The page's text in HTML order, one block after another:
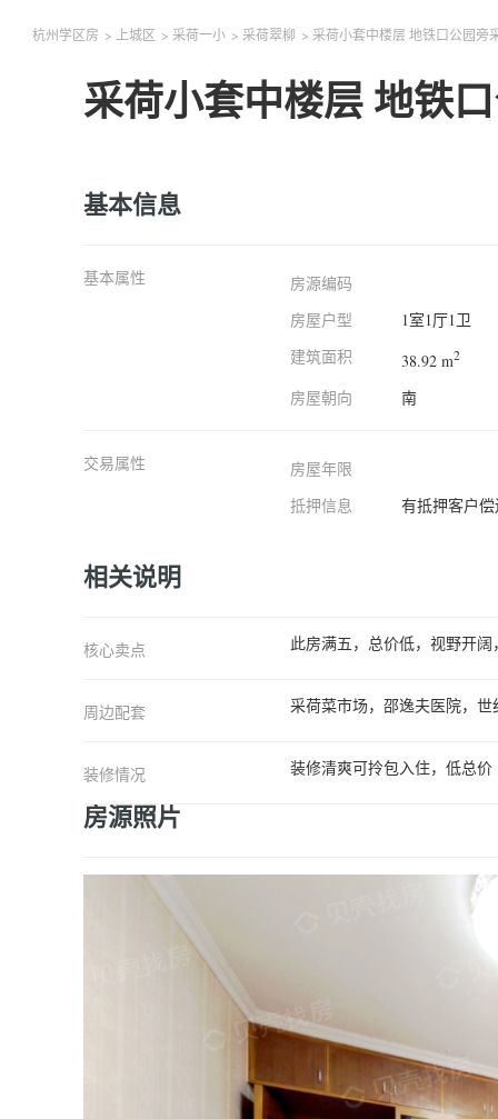
杭州学区房 > 上城区 > 采荷一小 > 采荷翠柳 > 采荷小套中楼层 地铁口公园旁
采荷小套中楼层 地铁
基本信息
基本属性
房源编码
房屋户型
1室1厅1卫
建筑面积
38.92 m2
房屋朝向 南
交易属性
房屋年限
抵押信息
有抵押客户
相关说明
核心卖点 此房满五，总价低，视野开
周边配套 采荷菜市场，邵逸夫医院，
装修情况 装修清爽可拎包入住，低总
房源照片